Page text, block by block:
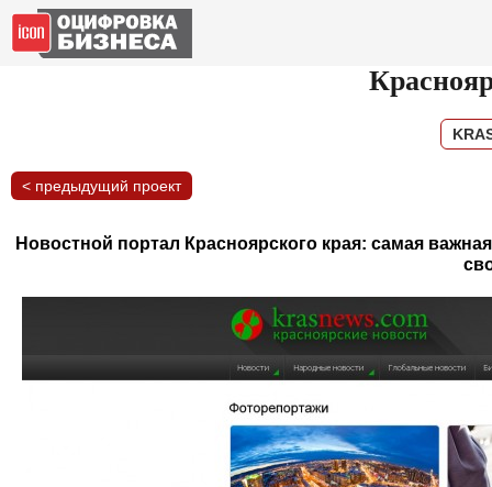
< предыдущий проект
Новостной портал Красноярского края: самая